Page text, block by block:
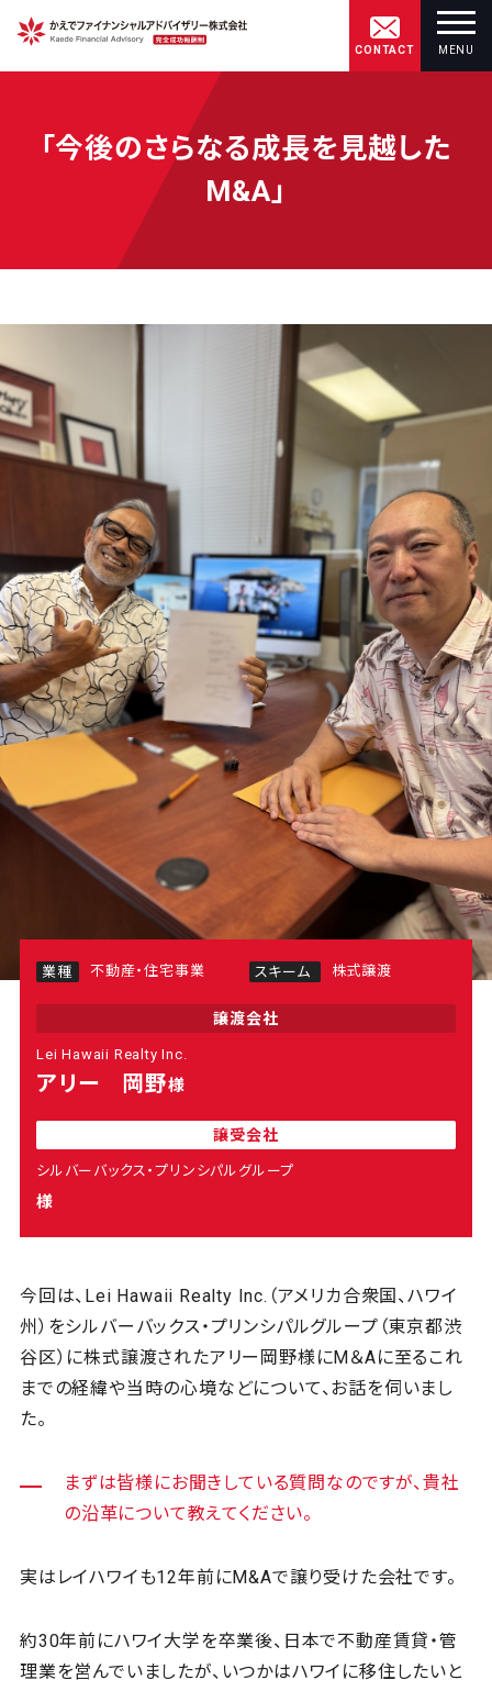
CONTACT MENU
「今後のさらなる成長を見越した
M&A」
業種 不動産・住宅事業 スキーム 株式譲渡
譲渡会社
Lei Hawaii Realty Inc.
アリー 岡野様
譲受会社
シルバーバックス・プリンシパルグループ
様
今回は、Lei Hawaii Realty Inc.（アメリカ合衆国、ハワイ
州）をシルバーバックス・プリンシパルグループ（東京都渋
谷区）に株式譲渡されたアリー岡野様にM＆Aに至るこれ
までの経緯や当時の心境などについて、お話を伺いまし
た。
まずは皆様にお聞きしている質問なのですが、貴社
の沿革について教えてください。
実はレイハワイも12年前にM&Aで譲り受けた会社です。
約30年前にハワイ大学を卒業後、日本で不動産賃貸・管
理業を営んでいましたが、いつかはハワイに移住したいと